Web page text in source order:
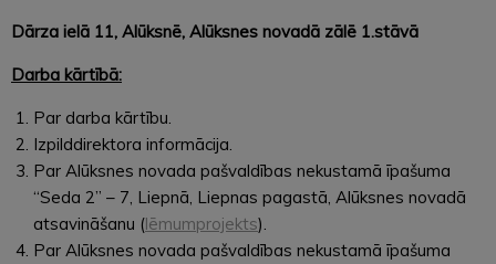
Dārza ielā 11, Alūksnē, Alūksnes novadā zālē 1.stāvā
Darba kārtībā:
Par darba kārtību.
Izpilddirektora informācija.
Par Alūksnes novada pašvaldības nekustamā īpašuma
“Seda 2” – 7, Liepnā, Liepnas pagastā, Alūksnes novadā
atsavināšanu (lēmumprojekts).
Par Alūksnes novada pašvaldības nekustamā īpašuma